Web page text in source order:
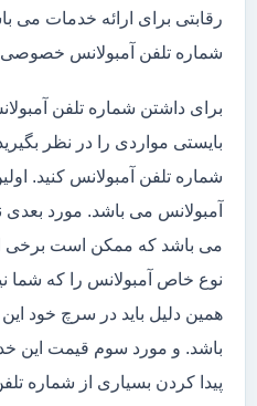
رقابتی برای ارائه خدمات می
شماره تلفن آمبولانس خصوصی
برای داشتن شماره تلفن
بایستی مواردی را در نظر
شماره تلفن آمبولانس کنید.
آمبولانس می باشد. مورد بعدی
می باشد که ممکن است برخی
نوع خاص آمبولانس را که شما
همین دلیل باید در سرچ خود
باشد. و مورد سوم قیمت این
پیدا کردن بسیاری از شماره